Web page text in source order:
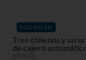
SOCIEDAD
Tres chilenos y un
de cajero
07/08/26